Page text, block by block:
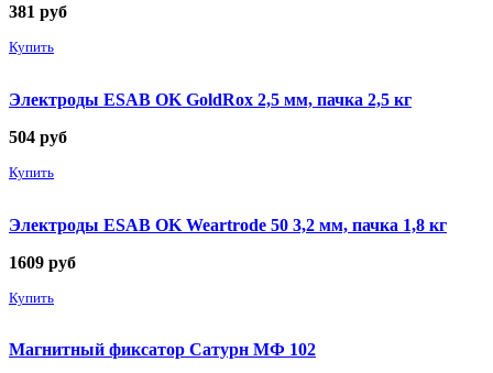
381 руб
Купить
Электроды ESAB OK GoldRox 2,5 мм, пачка 2,5 кг
504 руб
Купить
Электроды ESAB OK Weartrode 50 3,2 мм, пачка 1,8 кг
1609 руб
Купить
Магнитный фиксатор Сатурн МФ 102